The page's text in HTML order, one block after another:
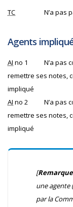
TC N’a pas
Agents
AI no 1
N’a pas
remettre ses notes,
impliqué
AI no 2
N’a pas
remettre ses notes,
impliqué
[Remarque
une agente
par la